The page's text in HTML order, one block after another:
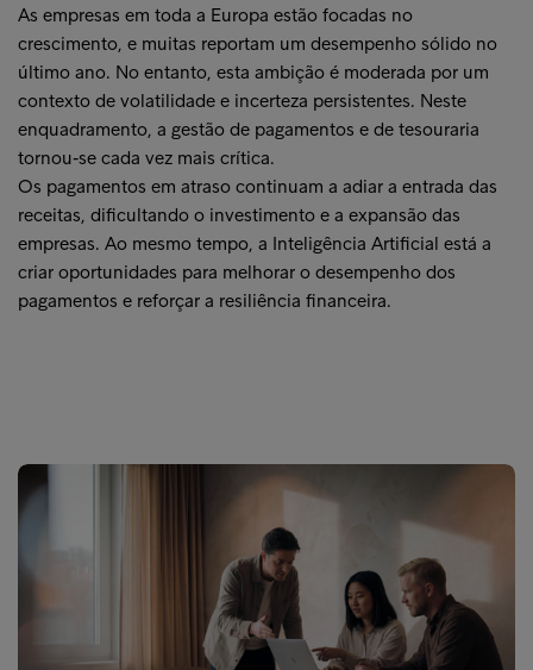
As empresas em toda a Europa estão focadas no
crescimento, e muitas reportam um desempenho sólido no
último ano. No entanto, esta ambição é moderada por um
contexto de volatilidade e incerteza persistentes. Neste
enquadramento, a gestão de pagamentos e de tesouraria
tornou‑se cada vez mais crítica.
Os pagamentos em atraso continuam a adiar a entrada das
receitas, dificultando o investimento e a expansão das
empresas. Ao mesmo tempo, a Inteligência Artificial está a
criar oportunidades para melhorar o desempenho dos
pagamentos e reforçar a resiliência financeira.